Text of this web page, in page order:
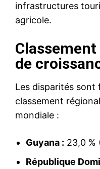
infrastructures
agricole.
de
Les disparités sont
classement
mondiale :
Guyana : 23,0 %
République